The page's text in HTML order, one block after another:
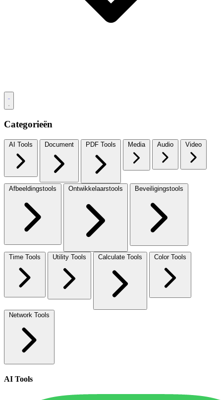
Categorieën
AI Tools Document PDF Tools Media Audio Video
Afbeeldingstools Ontwikkelaarstools Beveiligingstools
Time Tools Utility Tools Calculate Tools Color Tools
Network Tools
AI Tools